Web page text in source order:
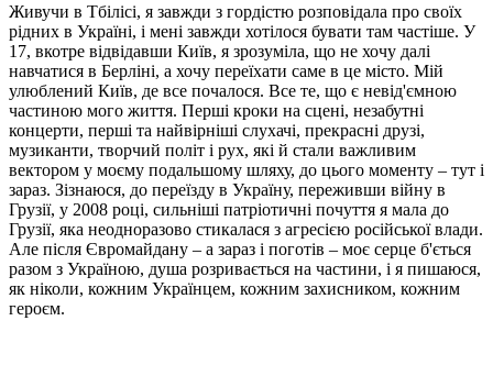
Живучи в Тбілісі, я завжди з гордістю розповідала про своїх
рідних в Україні, і мені завжди хотілося бувати там частіше. У
17, вкотре відвідавши Київ, я зрозуміла, що не хочу далі
навчатися в Берліні, а хочу переїхати саме в це місто. Мій
улюблений Київ, де все почалося. Все те, що є невід'ємною
частиною мого життя. Перші кроки на сцені, незабутні
концерти, перші та найвірніші слухачі, прекрасні друзі,
музиканти, творчий політ і рух, які й стали важливим
вектором у моєму подальшому шляху, до цього моменту – тут і
зараз. Зізнаюся, до переїзду в Україну, переживши війну в
Грузії, у 2008 році, сильніші патріотичні почуття я мала до
Грузії, яка неодноразово стикалася з агресією російської влади.
Але після Євромайдану – а зараз і поготів – моє серце б'ється
разом з Україною, душа розривається на частини, і я пишаюся,
як ніколи, кожним Українцем, кожним захисником, кожним
героєм.